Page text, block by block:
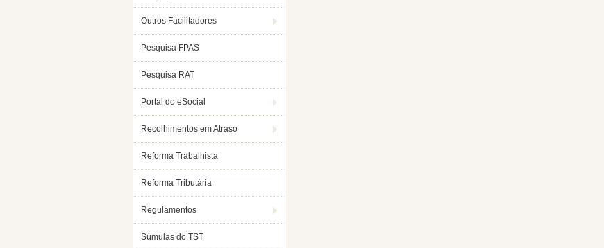
Outros Facilitadores
Pesquisa FPAS
Pesquisa RAT
Portal do eSocial
Recolhimentos em Atraso
Reforma Trabalhista
Reforma Tributária
Regulamentos
Súmulas do TST